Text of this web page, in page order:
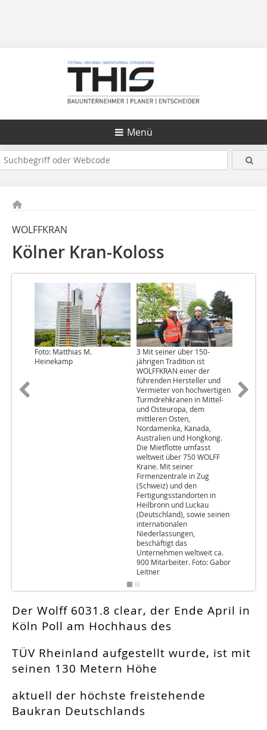
Menü
WOLFFKRAN
Kölner Kran-Koloss
Foto: Matthias M.
Heinekamp
3 Mit seiner über 150-
jährigen Tradition ist
WOLFFKRAN einer der
führenden Hersteller und
Vermieter von hochwertigen
Turmdrehkranen in Mittel-
und Osteuropa, dem
mittleren Osten,
Nordamerika, Kanada,
Australien und Hongkong.
Die Mietflotte umfasst
weltweit über 750 WOLFF
Krane. Mit seiner
Firmenzentrale in Zug
(Schweiz) und den
Fertigungsstandorten in
Heilbronn und Luckau
(Deutschland), sowie seinen
internationalen
Niederlassungen,
beschäftigt das
Unternehmen weltweit ca.
900 Mitarbeiter. Foto: Gabor
Leitner
Der Wolff 6031.8 clear, der Ende April in
Köln Poll am Hochhaus des
TÜV Rheinland aufgestellt wurde, ist mit
seinen 130 Metern Höhe
aktuell der höchste freistehende
Baukran Deutschlands